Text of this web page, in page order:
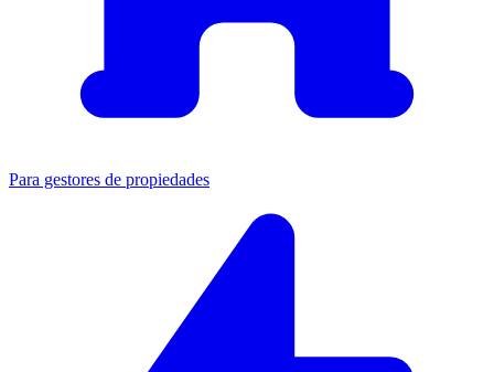
Para gestores de propiedades